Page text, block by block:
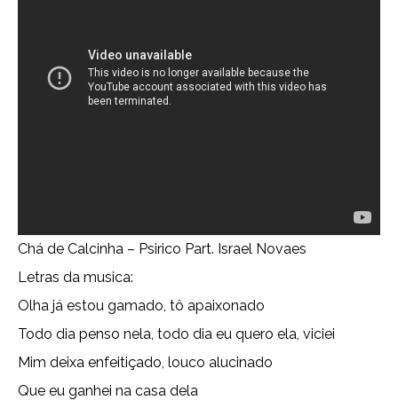
Chá de Calcinha – Psirico Part. Israel Novaes
Letras da musica:
Olha já estou gamado, tô apaixonado
Todo dia penso nela, todo dia eu quero ela, viciei
Mim deixa enfeitiçado, louco alucinado
Que eu ganhei na casa dela